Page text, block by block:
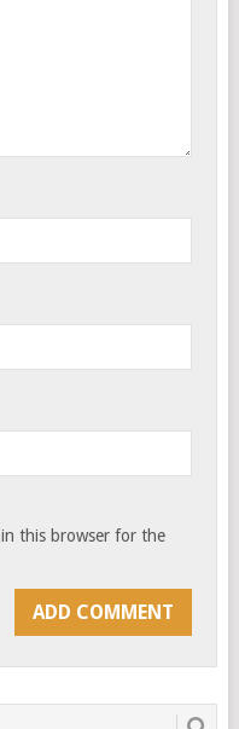
in this browser for the